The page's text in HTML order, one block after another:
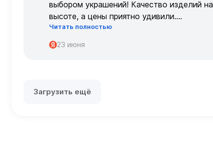
выбором украшений! Качество изделий на
высоте, а цены приятно удивили.
Обслуживание на высшем уровне –
консультанты очень профессиональные.
Читать полностью
23 июня
Загрузить ещё